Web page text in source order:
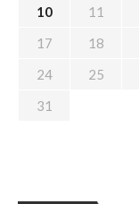
10
11
17
18
24
25
31